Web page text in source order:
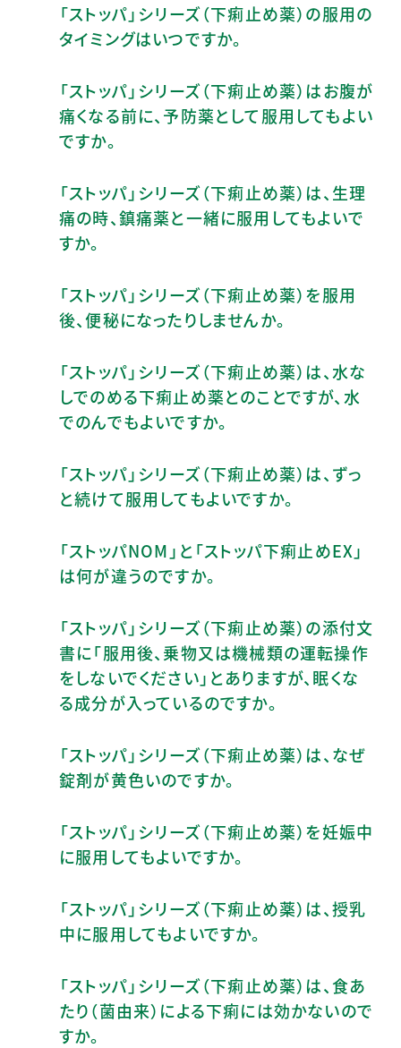
「ストッパ」シリーズ（下痢止め薬）の服用の
タイミングはいつですか。
「ストッパ」シリーズ（下痢止め薬）はお腹が
痛くなる前に、予防薬として服用してもよい
ですか。
「ストッパ」シリーズ（下痢止め薬）は、生理
痛の時、鎮痛薬と一緒に服用してもよいで
すか。
「ストッパ」シリーズ（下痢止め薬）を服用
後、便秘になったりしませんか。
「ストッパ」シリーズ（下痢止め薬）は、水な
しでのめる下痢止め薬とのことですが、水
でのんでもよいですか。
「ストッパ」シリーズ（下痢止め薬）は、ずっ
と続けて服用してもよいですか。
「ストッパNOM」と「ストッパ下痢止めEX」
は何が違うのですか。
「ストッパ」シリーズ（下痢止め薬）の添付文
書に「服用後、乗物又は機械類の運転操作
をしないでください」とありますが、眠くな
る成分が入っているのですか。
「ストッパ」シリーズ（下痢止め薬）は、なぜ
錠剤が黄色いのですか。
「ストッパ」シリーズ（下痢止め薬）を妊娠中
に服用してもよいですか。
「ストッパ」シリーズ（下痢止め薬）は、授乳
中に服用してもよいですか。
「ストッパ」シリーズ（下痢止め薬）は、食あ
たり（菌由来）による下痢には効かないので
すか。